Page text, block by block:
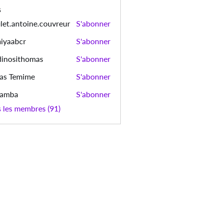
S'abonner
S'abonner
S'abonner
Temime S'abonner
S'abonner
membres (91)